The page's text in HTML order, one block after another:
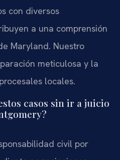
con diversos
a una comprensión
Maryland. Nuestro
meticulosa y la
locales.
casos sin ir a juicio
civil por